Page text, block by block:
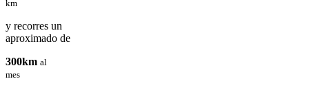
km
y recorres un
aproximado de
300km al
mes